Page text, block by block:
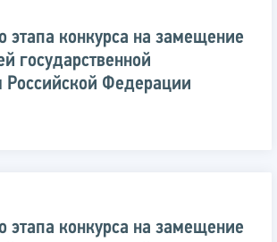
этапа конкурса на замещение
государственной
Федерации
этапа конкурса на замещение